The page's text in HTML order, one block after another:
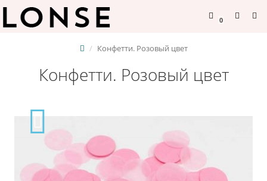
0
Конфетти. Розовый цвет
Конфетти. Розовый цвет